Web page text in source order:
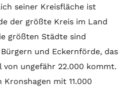
seiner Kreisfläche ist
der größte Kreis im Land
größten Städte sind
und Eckernförde, das
von ungefähr 22.000 kommt.
mit 11.000